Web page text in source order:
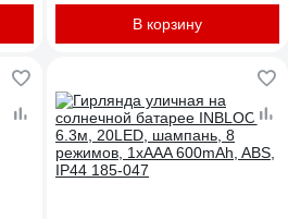
В корзину